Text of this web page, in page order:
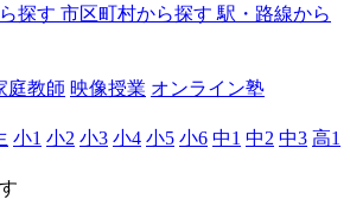
探す 市区町村から探す 駅・路線から
庭教師 映像授業 オンライン塾
小1 小2 小3 小4 小5 小6 中1 中2 中3 高1